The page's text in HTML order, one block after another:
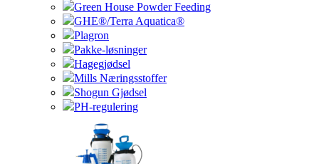
Green House Powder Feeding
GHE®/Terra Aquatica®
Plagron
Pakke-løsninger
Hagegjødsel
Mills Næringsstoffer
Shogun Gjødsel
PH-regulering